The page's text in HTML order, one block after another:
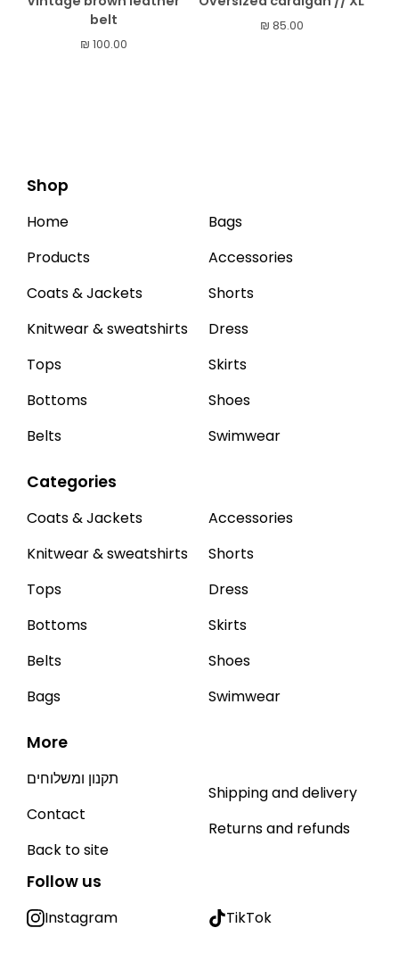
belt
₪ 100.00
₪ 85.00
Shop
Home
Products
Coats & Jackets
Knitwear & sweatshirts
Tops
Bottoms
Belts
Bags
Accessories
Shorts
Dress
Skirts
Shoes
Swimwear
Categories
Coats & Jackets
Knitwear & sweatshirts
Tops
Bottoms
Belts
Bags
Accessories
Shorts
Dress
Skirts
Shoes
Swimwear
More
תקנון ומשלוחים
Contact
Back to site
Shipping and delivery
Returns and refunds
Follow us
Instagram TikTok